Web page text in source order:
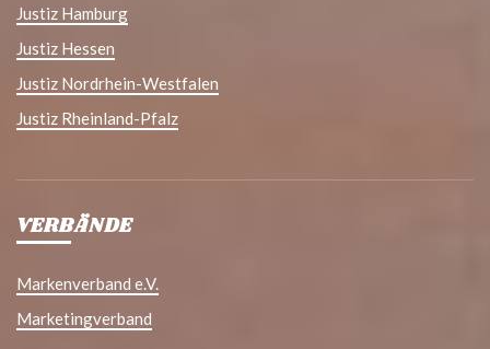
Justiz Hamburg
Justiz Hessen
Justiz Nordrhein-Westfalen
Justiz Rheinland-Pfalz
VERBÄNDE
Markenverband e.V.
Marketingverband